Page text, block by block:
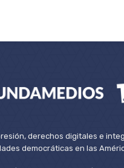
derechos digitales e
democráticas en las